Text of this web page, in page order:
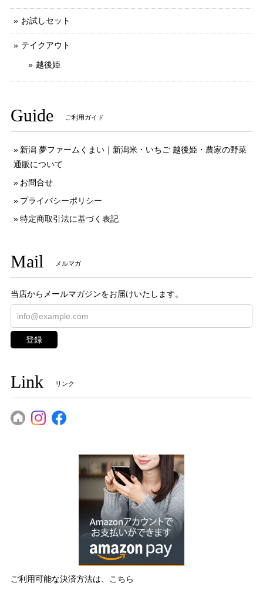
お試しセット
テイクアウト
越後姫
Guide ご利用ガイド
新潟 夢ファームくまい｜新潟米・いちご 越後姫・農家の野菜
通販について
お問合せ
プライバシーポリシー
特定商取引法に基づく表記
Mail メルマガ
当店からメールマガジンをお届けいたします。
登録
Link リンク
ご利用可能な決済方法は、こちら